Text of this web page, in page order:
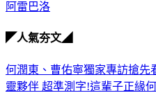
阿雷巴洛
◤人氣夯文◢
何潤東、曹佑寧獨家專訪搶先
靈夥伴 超準測字!這輩子正緣